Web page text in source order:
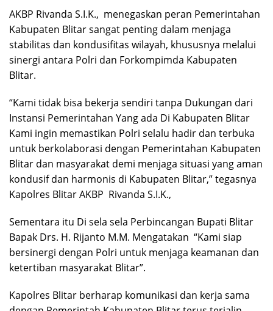
AKBP Rivanda S.I.K., menegaskan peran Pemerintahan
Kabupaten Blitar sangat penting dalam menjaga
stabilitas dan kondusifitas wilayah, khususnya melalui
sinergi antara Polri dan Forkompimda Kabupaten
Blitar.
“Kami tidak bisa bekerja sendiri tanpa Dukungan dari
Instansi Pemerintahan Yang ada Di Kabupaten Blitar
Kami ingin memastikan Polri selalu hadir dan terbuka
untuk berkolaborasi dengan Pemerintahan Kabupaten
Blitar dan masyarakat demi menjaga situasi yang aman
kondusif dan harmonis di Kabupaten Blitar,” tegasnya
Kapolres Blitar AKBP Rivanda S.I.K.,
Sementara itu Di sela sela Perbincangan Bupati Blitar
Bapak Drs. H. Rijanto M.M. Mengatakan “Kami siap
bersinergi dengan Polri untuk menjaga keamanan dan
ketertiban masyarakat Blitar”.
Kapolres Blitar berharap komunikasi dan kerja sama